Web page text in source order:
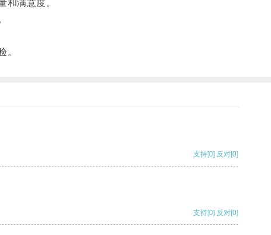
满意度。
。
支持[0] 反对[0]
支持[0] 反对[0]